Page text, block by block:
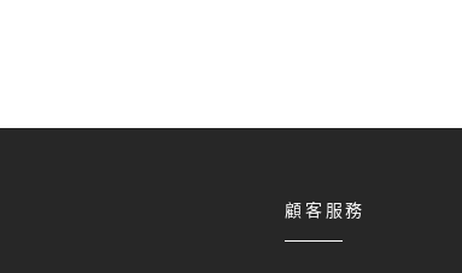
顧客服務